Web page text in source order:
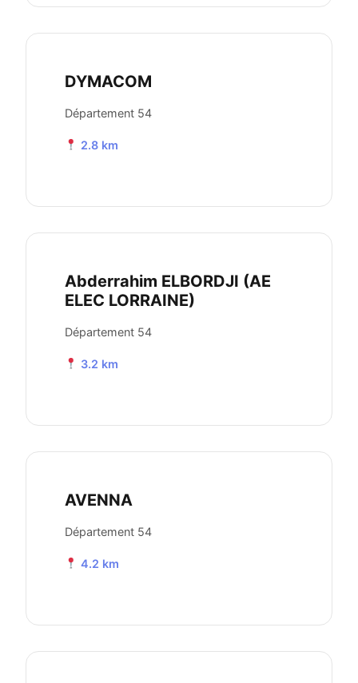
DYMACOM
Département 54
2.8 km
Abderrahim ELBORDJI (AE
ELEC LORRAINE)
Département 54
3.2 km
AVENNA
Département 54
4.2 km